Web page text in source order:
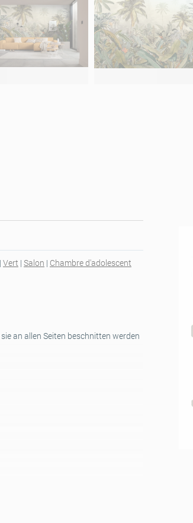
| Vert | Salon | Chambre d'adolescent
an allen Seiten beschnitten werden